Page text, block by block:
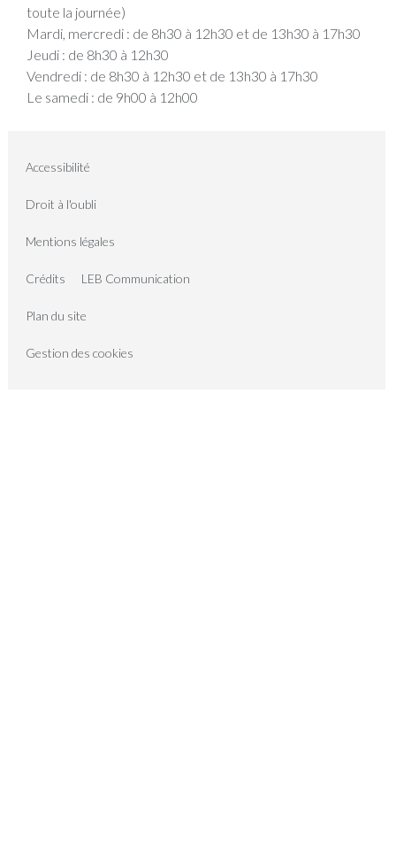
toute la journée)
Mardi, mercredi : de 8h30 à 12h30 et de 13h30 à 17h30
Jeudi : de 8h30 à 12h30
Vendredi : de 8h30 à 12h30 et de 13h30 à 17h30
Le samedi : de 9h00 à 12h00
Accessibilité
Droit à l'oubli
Mentions légales
Crédits LEB Communication
Plan du site
Gestion des cookies